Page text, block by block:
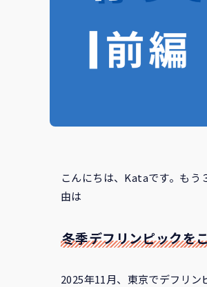
こんにちは、Kataです。もう
由は
冬季デフリンピックを
2025年11月、東京でデフリ